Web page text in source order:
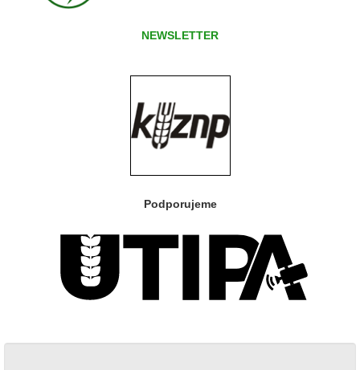
NEWSLETTER
Podporujeme